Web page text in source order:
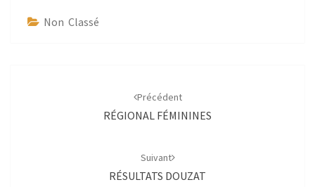
Non Classé
Précédent
RÉGIONAL FÉMININES
Suivant
RÉSULTATS DOUZAT